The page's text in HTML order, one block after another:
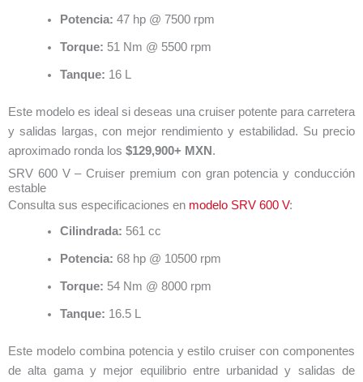
Potencia: 47 hp @ 7500 rpm
Torque: 51 Nm @ 5500 rpm
Tanque: 16 L
Este modelo es ideal si deseas una cruiser potente para carretera
y salidas largas, con mejor rendimiento y estabilidad. Su precio
aproximado ronda los $129,900+ MXN .
SRV 600 V – Cruiser premium con gran potencia y conducción
estable
Consulta sus especificaciones en modelo SRV 600 V:
Cilindrada: 561 cc
Potencia: 68 hp @ 10500 rpm
Torque: 54 Nm @ 8000 rpm
Tanque: 16.5 L
Este modelo combina potencia y estilo cruiser con componentes
de alta gama y mejor equilibrio entre urbanidad y salidas de